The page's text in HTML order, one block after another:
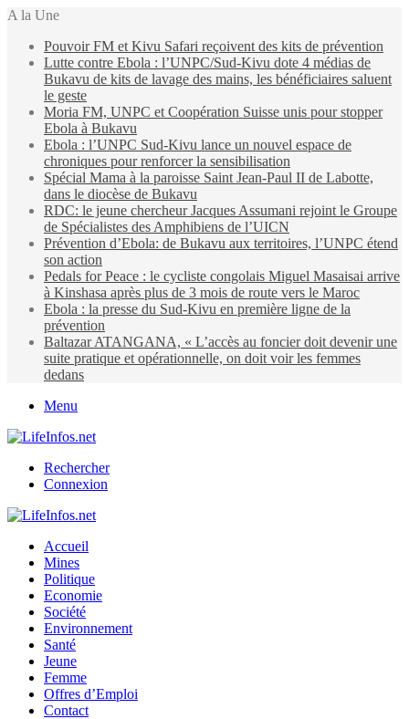
A la Une
Pouvoir FM et Kivu Safari reçoivent des kits de prévention
Lutte contre Ebola : l’UNPC/Sud-Kivu dote 4 médias de
Bukavu de kits de lavage des mains, les bénéficiaires saluent
le geste
Moria FM, UNPC et Coopération Suisse unis pour stopper
Ebola à Bukavu
Ebola : l’UNPC Sud-Kivu lance un nouvel espace de
chroniques pour renforcer la sensibilisation
Spécial Mama à la paroisse Saint Jean-Paul II de Labotte,
dans le diocèse de Bukavu
RDC: le jeune chercheur Jacques Assumani rejoint le Groupe
de Spécialistes des Amphibiens de l’UICN
Prévention d’Ebola: de Bukavu aux territoires, l’UNPC étend
son action
Pedals for Peace : le cycliste congolais Miguel Masaisai arrive
à Kinshasa après plus de 3 mois de route vers le Maroc
Ebola : la presse du Sud-Kivu en première ligne de la
prévention
Baltazar ATANGANA, « L’accès au foncier doit devenir une
suite pratique et opérationnelle, on doit voir les femmes
dedans
Menu
Rechercher
Connexion
Accueil
Mines
Politique
Economie
Société
Environnement
Santé
Jeune
Femme
Offres d’Emploi
Contact